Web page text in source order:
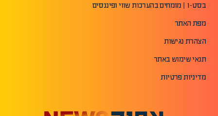
בסט-1 | מומחים בהערכות שווי ופיננסים
מפת האתר
הצהרת נגישות
תנאי שימוש באתר
מדיניות פרטיות